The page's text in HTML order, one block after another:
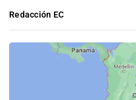
Redacción EC